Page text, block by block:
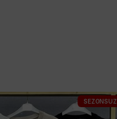
SEZONSUZ